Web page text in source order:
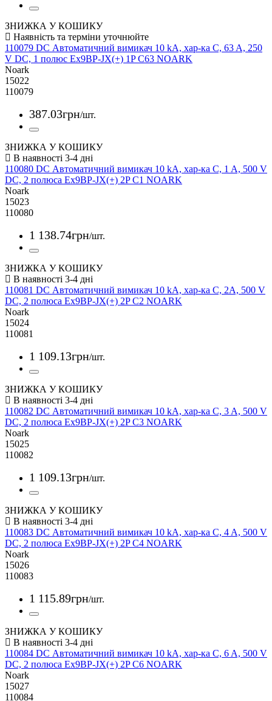
ЗНИЖКА У КОШИКУ
110079 DC Автоматичний вимикач 10 kA, хар-ка C, 63 A, 250
V DC, 1 полюс Ex9BP-JX(+) 1P C63 NOARK
Noark
15022
110079
387.03грн/шт.
ЗНИЖКА У КОШИКУ
110080 DC Автоматичний вимикач 10 kA, хар-ка C, 1 A, 500 V
DC, 2 полюса Ex9BP-JX(+) 2P C1 NOARK
Noark
15023
110080
1 138.74грн/шт.
ЗНИЖКА У КОШИКУ
110081 DC Автоматичний вимикач 10 kA, хар-ка C, 2A, 500 V
DC, 2 полюса Ex9BP-JX(+) 2P C2 NOARK
Noark
15024
110081
1 109.13грн/шт.
ЗНИЖКА У КОШИКУ
110082 DC Автоматичний вимикач 10 kA, хар-ка C, 3 A, 500 V
DC, 2 полюса Ex9BP-JX(+) 2P C3 NOARK
Noark
15025
110082
1 109.13грн/шт.
ЗНИЖКА У КОШИКУ
110083 DC Автоматичний вимикач 10 kA, хар-ка C, 4 A, 500 V
DC, 2 полюса Ex9BP-JX(+) 2P C4 NOARK
Noark
15026
110083
1 115.89грн/шт.
ЗНИЖКА У КОШИКУ
110084 DC Автоматичний вимикач 10 kA, хар-ка C, 6 A, 500 V
DC, 2 полюса Ex9BP-JX(+) 2P C6 NOARK
Noark
15027
110084